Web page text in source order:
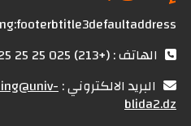
الهاتف : (+213) 025 25 25 25
البريد الالكتروني :
blida2.dz